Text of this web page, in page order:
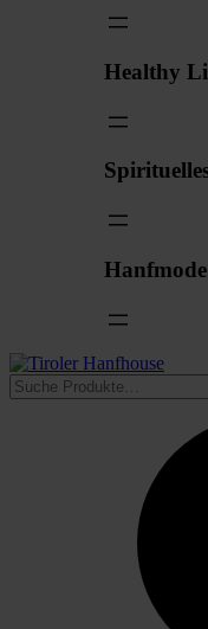
Healthy
Hanfmode
Suchen